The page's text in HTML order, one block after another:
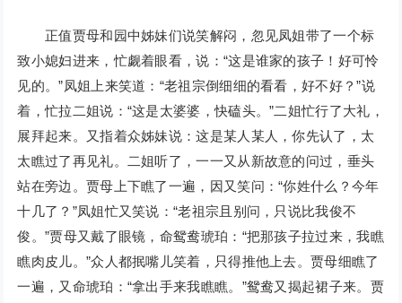
正值贾母和园中姊妹们说笑解闷，忽见凤姐带了一个标
致小媳妇进来，忙觑着眼看，说：“这是谁家的孩子！好可怜
见的。”凤姐上来笑道：“老祖宗倒细细的看看，好不好？”说
着，忙拉二姐说：“这是太婆婆，快磕头。”二姐忙行了大礼，
展拜起来。又指着众姊妹说：这是某人某人，你先认了，太
太瞧过了再见礼。二姐听了，一一又从新故意的问过，垂头
站在旁边。贾母上下瞧了一遍，因又笑问：“你姓什么？今年
十几了？”凤姐忙又笑说：“老祖宗且别问，只说比我俊不
俊。”贾母又戴了眼镜，命鸳鸯琥珀：“把那孩子拉过来，我瞧
瞧肉皮儿。”众人都抿嘴儿笑着，只得推他上去。贾母细瞧了
一遍，又命琥珀：“拿出手来我瞧瞧。”鸳鸯又揭起裙子来。贾